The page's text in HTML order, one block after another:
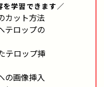
を学習できます／
カット方法
テロップの
テロップ挿
の画像挿入